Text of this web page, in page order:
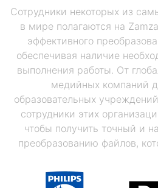
Сотрудники некоторых из
в мире полагаются на
эффективного
обеспечивая наличие
выполнения работы. От
медийных компаний
образовательных
сотрудники этих
чтобы получить точный и
преобразованию файлов,